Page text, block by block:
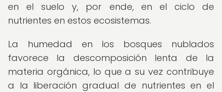
en el suelo y, por ende, en el ciclo de
nutrientes en estos ecosistemas.
La humedad en los bosques nublados
favorece la descomposición lenta de la
materia orgánica, lo que a su vez contribuye
a la liberación gradual de nutrientes en el